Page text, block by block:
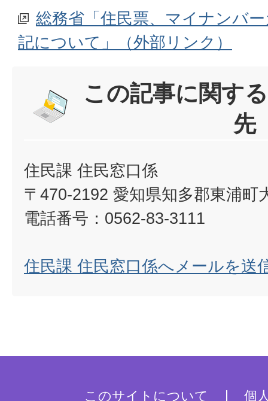
総務省「住民票、マイナンバ
記について」（外部リンク）
この記事に関す
先
住民課 住民窓口係
〒470-2192 愛知県知多郡東浦町
電話番号：0562-83-3111
住民課 住民窓口係へメールを送
このサイトについて 個